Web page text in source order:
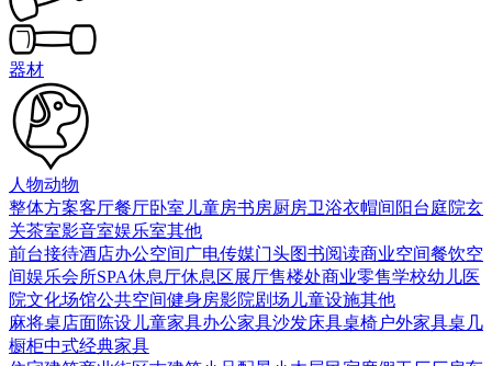
器材
人物动物
整体方案客厅餐厅卧室 儿童房书房厨房卫浴衣帽间 阳台庭院玄
关茶室影音室娱乐室其他
前台接待酒店办公空间 广电传媒门头图书阅读商业空间餐饮空
间娱乐会所SPA休息厅休息区展厅售楼处商业零售学校幼儿医
院文化场馆公共空间健身房影院剧场 儿童设施其他
麻将桌店面陈设 儿童家具办公家具沙发床具桌椅户外家具桌几
橱柜中式经典家具